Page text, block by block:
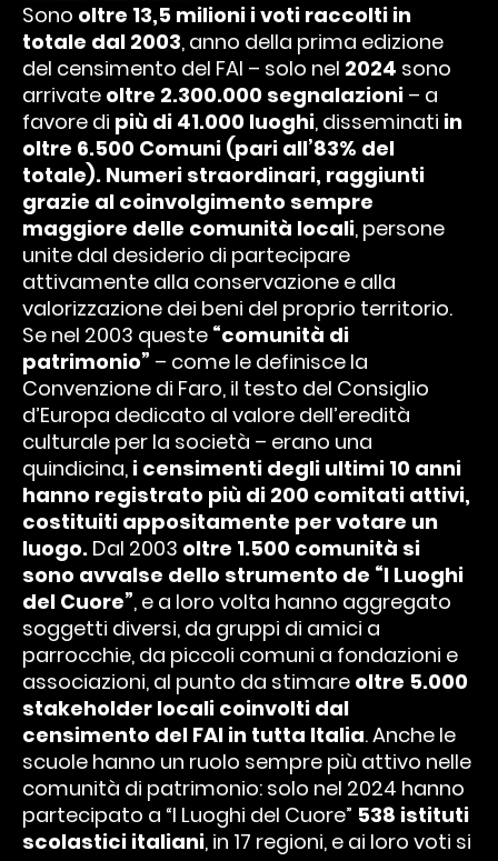
Sono oltre 13,5 milioni i voti raccolti in
totale dal 2003, anno della prima edizione
del censimento del FAI – solo nel 2024 sono
arrivate oltre 2.300.000 segnalazioni – a
favore di più di 41.000 luoghi, disseminati in
oltre 6.500 Comuni (pari all’83% del
totale). Numeri straordinari, raggiunti
grazie al coinvolgimento sempre
maggiore delle comunità locali, persone
unite dal desiderio di partecipare
attivamente alla conservazione e alla
valorizzazione dei beni del proprio territorio.
Se nel 2003 queste “comunità di
patrimonio” – come le definisce la
Convenzione di Faro, il testo del Consiglio
d’Europa dedicato al valore dell’eredità
culturale per la società – erano una
quindicina, i censimenti degli ultimi 10 anni
hanno registrato più di 200 comitati attivi,
costituiti appositamente per votare un
luogo. Dal 2003 oltre 1.500 comunità si
sono avvalse dello strumento de “I Luoghi
del Cuore”, e a loro volta hanno aggregato
soggetti diversi, da gruppi di amici a
parrocchie, da piccoli comuni a fondazioni e
associazioni, al punto da stimare oltre 5.000
stakeholder locali coinvolti dal
censimento del FAI in tutta Italia. Anche le
scuole hanno un ruolo sempre più attivo nelle
comunità di patrimonio: solo nel 2024 hanno
partecipato a “I Luoghi del Cuore” 538 istituti
scolastici italiani, in 17 regioni, e ai loro voti si